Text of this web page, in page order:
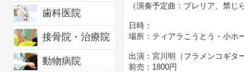
歯科医院
接骨院・治療院
動物病院
（演奏予定曲：ブレリア、禁じ
日時：
場所：ティアラこうとう・小
出演：宮川明（フラメンコギタ
前売：1800円